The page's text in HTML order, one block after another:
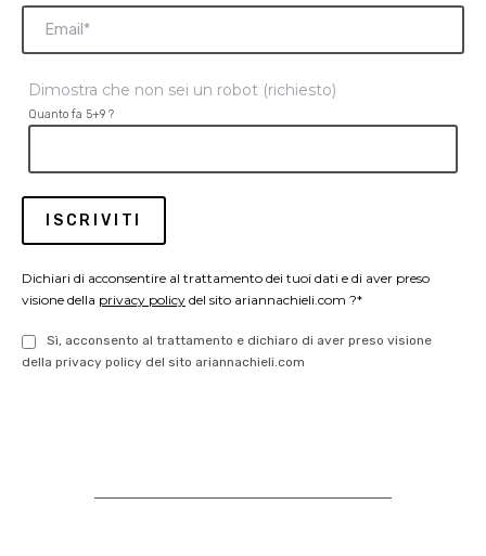
Dimostra che non sei un robot (richiesto)
Quanto fa 5+9 ?
Dichiari di acconsentire al trattamento dei tuoi dati e di aver preso
visione della privacy policy del sito ariannachieli.com ?*
Sì, acconsento al trattamento e dichiaro di aver preso visione
della privacy policy del sito ariannachieli.com